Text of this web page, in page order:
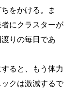
をかける。ま
にクラスターが
りの毎日であ
ると、もう体力
クは激減するで